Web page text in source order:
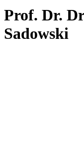
Prof. Dr.
Sadowski